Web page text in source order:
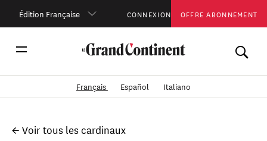
Édition Française CONNEXION OFFRE ABONNEMENT
Français Español Italiano
← Voir tous les cardinaux